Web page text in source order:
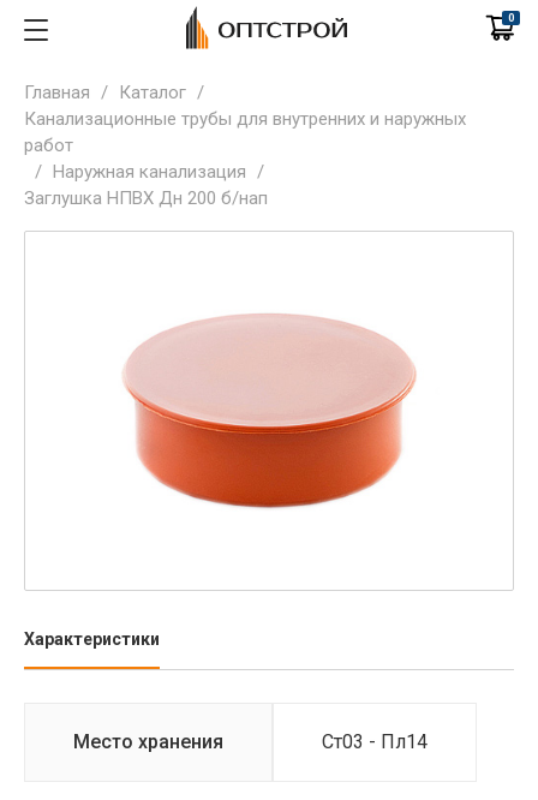
0
Главная / Каталог /
Канализационные трубы для внутренних и наружных
работ
/ Наружная канализация /
Заглушка НПВХ Дн 200 б/нап
Характеристики
Место хранения Ст03 - Пл14